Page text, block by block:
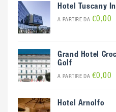
Hotel Tuscany
A PARTIRE DA €0,00
Grand Hotel
Golf
A PARTIRE DA €0,00
Hotel Arnolfo